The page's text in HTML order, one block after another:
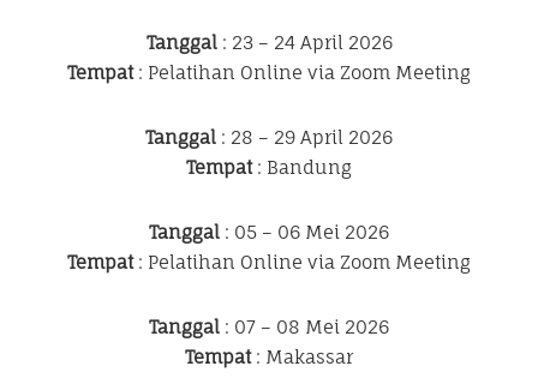
Tanggal: 23 – 24 April 2026
Tempat: Pelatihan Online via Zoom Meeting
Tanggal : 28 – 29 April 2026
Tempat: Bandung
Tanggal : 05 – 06 Mei 2026
Tempat: Pelatihan Online via Zoom Meeting
Tanggal : 07 – 08 Mei 2026
Tempat: Makassar